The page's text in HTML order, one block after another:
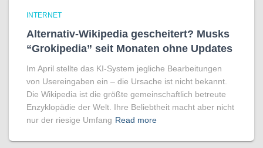
INTERNET
Alternativ-Wikipedia gescheitert? Musks
“Grokipedia” seit Monaten ohne Updates
Im April stellte das KI-System jegliche Bearbeitungen
von Usereingaben ein – die Ursache ist nicht bekannt.
Die Wikipedia ist die größte gemeinschaftlich betreute
Enzyklopädie der Welt. Ihre Beliebtheit macht aber nicht
nur der riesige Umfang Read more